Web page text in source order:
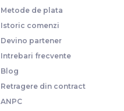
Metode de plata
Istoric comenzi
Devino partener
Intrebari frecvente
Blog
Retragere din contract
ANPC